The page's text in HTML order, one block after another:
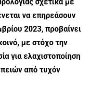
σχετικά με
να επηρεάσουν
2023, προβαίνει
με στόχο την
για ελαχιστοποίηση
από τυχόν